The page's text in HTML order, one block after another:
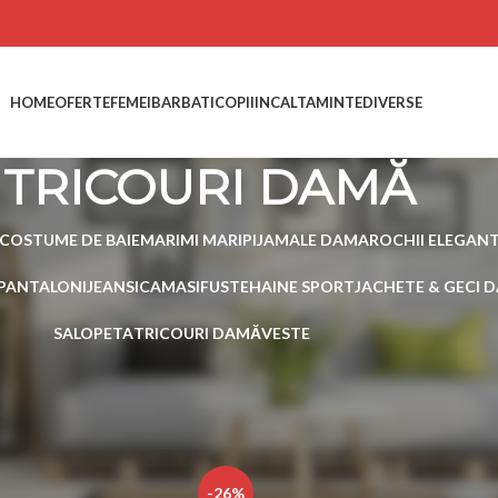
HOMEOFERTEFEMEIBARBATICOPIIINCALTAMINTEDIVERSE
TRICOURI DAMĂ
COSTUME DE BAIEMARIMI MARIPIJAMALE DAMAROCHII
JEANSICAMASIFUSTEHAINE SPORTJACHETE & GECI
SALOPETATRICOURI DAMĂVESTE
Modele Noi, Pret Mic,
-26%